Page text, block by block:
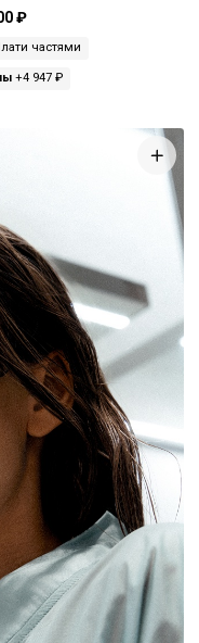
₽
частями
+4 947 ₽